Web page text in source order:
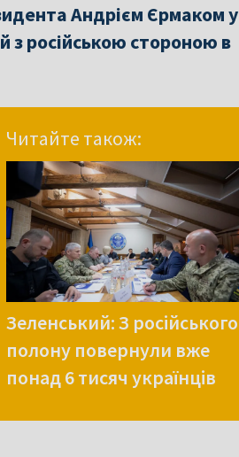
Андрієм Єрмаком у
з російською стороною в
Читайте також:
Зеленський: З російського
полону повернули вже
понад 6 тисяч українців